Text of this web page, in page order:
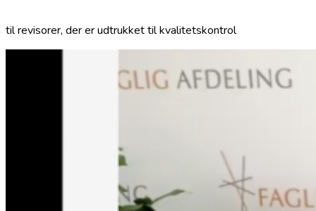
til revisorer, der er udtrukket til kvalitetskontrol